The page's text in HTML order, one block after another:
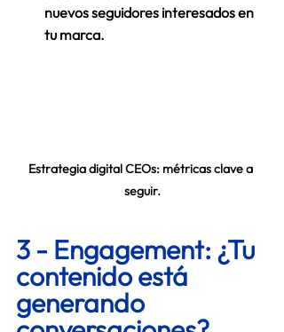
nuevos seguidores interesados en
tu marca.
Estrategia digital CEOs: métricas clave a
seguir.
3 - Engagement: ¿Tu
contenido está
generando